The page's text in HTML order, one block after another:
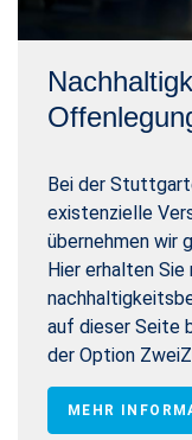
Bei der
existenzielle
übernehmen wir
Hier erhalten
auf dieser Seite
der Option
MEHR